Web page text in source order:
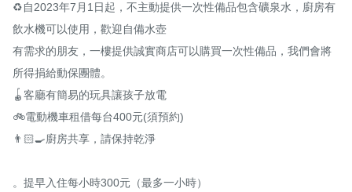
♻️自2023年7月1日起，不主動提供一次性備品包含礦泉水，廚房有
飲水機可以使用，歡迎自備水壺
有需求的朋友，一樓提供誠實商店可以購買一次性備品，我們會將
所得捐給動保團體。
🪀客廳有簡易的玩具讓孩子放電
🚲電動機車租借每台400元(須預約)
👨🏻‍🍳廚房共享，請保持乾淨
。提早入住每小時300元（最多一小時）